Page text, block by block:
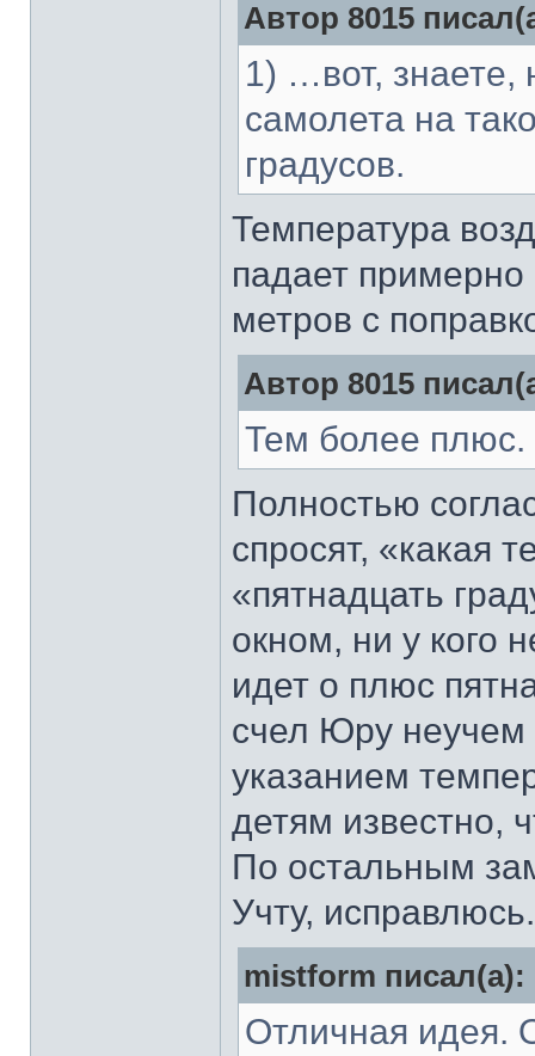
Автор 8015
1) …вот, знаете,
самолета на
градусов.
Температура
падает
метров с
Автор 8015
Тем более
Полностью
спросят, «какая
«пятнадцать
окном, ни у кого
идет о плюс
счел Юру неучем
указанием
детям известно,
По остальным
Учту, исправлюсь.
mistform писал(а):
Отличная идея.